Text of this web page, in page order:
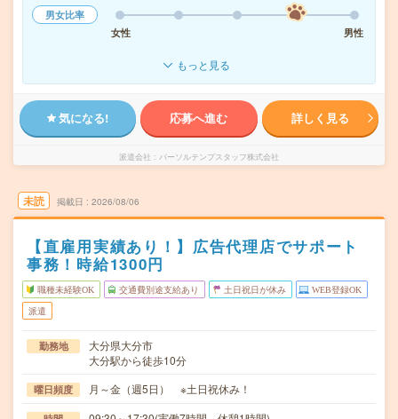
男女比率
女性
男性
もっと見る
気になる! 応募へ進む 詳しく見る
派遣会社 パーソルテンプスタッフ株式会社
未読 掲載日 2026/08/06
【直雇用実績あり！】広告代理店でサポート
事務！時給1300円
職種未経験OK 交通費別途支給あり 土日祝日が休み WEB登録OK
派遣
勤務地
大分県大分市
大分駅から徒歩10分
曜日頻度 月～金（週5日） ※土日祝休み！